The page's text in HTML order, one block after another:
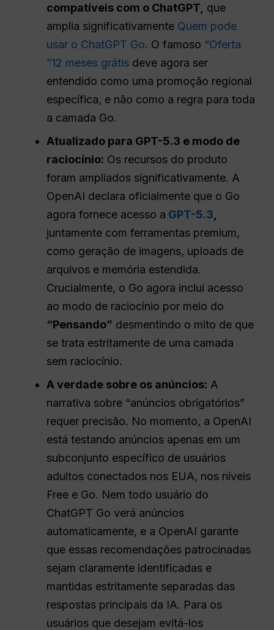
compatíveis com o ChatGPT, que
amplia significativamente Quem pode
usar o ChatGPT Go. O famoso “Oferta
”12 meses grátis deve agora ser
entendido como uma promoção regional
específica, e não como a regra para toda
a camada Go.
Atualizado para GPT-5.3 e modo de
raciocínio: Os recursos do produto
foram ampliados significativamente. A
OpenAI declara oficialmente que o Go
agora fornece acesso a GPT-5.3
juntamente com ferramentas premium,
como geração de imagens, uploads de
arquivos e memória estendida.
Crucialmente, o Go agora inclui acesso
ao modo de raciocínio por meio do
“Pensando” desmentindo o mito de que
se trata estritamente de uma camada
sem raciocínio.
A verdade sobre os anúncios: A
narrativa sobre “anúncios obrigatórios”
requer precisão. No momento, a OpenAI
está testando anúncios apenas em um
subconjunto específico de usuários
adultos conectados nos EUA, nos níveis
Free e Go. Nem todo usuário do
ChatGPT Go verá anúncios
automaticamente, e a OpenAI garante
que essas recomendações patrocinadas
sejam claramente identificadas e
mantidas estritamente separadas das
respostas principais da IA. Para os
usuários que desejam evitá-los